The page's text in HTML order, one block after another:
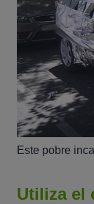
Este pobre
Utiliza el